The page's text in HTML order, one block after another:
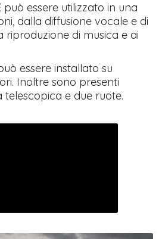
può essere utilizzato in una
dalla diffusione vocale e di
riproduzione di musica e ai
essere installato su
Inoltre sono presenti
e due ruote.